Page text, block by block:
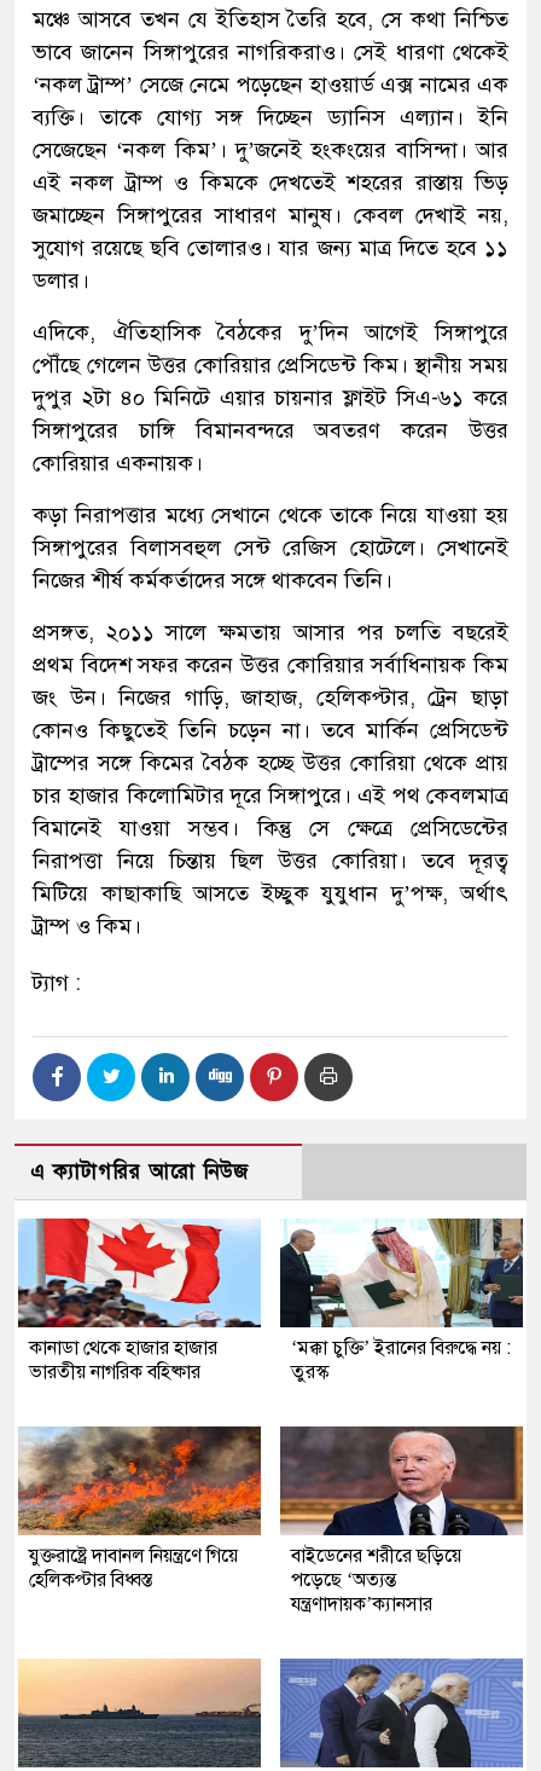
মঞ্চে আসবে তখন যে ইতিহাস তৈরি হবে, সে কথা নিশ্চিত
ভাবে জানেন সিঙ্গাপুরের নাগরিকরাও। সেই ধারণা থেকেই
‘নকল ট্রাম্প’ সেজে নেমে পড়েছেন হাওয়ার্ড এক্স নামের এক
ব্যক্তি। তাকে যোগ্য সঙ্গ দিচ্ছেন ড্যানিস এল্যান। ইনি
সেজেছেন ‘নকল কিম’। দু’জনেই হংকংয়ের বাসিন্দা। আর
এই নকল ট্রাম্প ও কিমকে দেখতেই শহরের রাস্তায় ভিড়
জমাচ্ছেন সিঙ্গাপুরের সাধারণ মানুষ। কেবল দেখাই নয়,
সুযোগ রয়েছে ছবি তোলারও। যার জন্য মাত্র দিতে হবে ১১
ডলার।
এদিকে, ঐতিহাসিক বৈঠকের দু’দিন আগেই সিঙ্গাপুরে
পৌঁছে গেলেন উত্তর কোরিয়ার প্রেসিডেন্ট কিম। স্থানীয় সময়
দুপুর ২টা ৪০ মিনিটে এয়ার চায়নার ফ্লাইট সিএ-৬১ করে
সিঙ্গাপুরের চাঙ্গি বিমানবন্দরে অবতরণ করেন উত্তর
কোরিয়ার একনায়ক।
কড়া নিরাপত্তার মধ্যে সেখানে থেকে তাকে নিয়ে যাওয়া হয়
সিঙ্গাপুরের বিলাসবহুল সেন্ট রেজিস হোটেলে। সেখানেই
নিজের শীর্ষ কর্মকর্তাদের সঙ্গে থাকবেন তিনি।
প্রসঙ্গত, ২০১১ সালে ক্ষমতায় আসার পর চলতি বছরেই
প্রথম বিদেশ সফর করেন উত্তর কোরিয়ার সর্বাধিনায়ক কিম
জং উন। নিজের গাড়ি, জাহাজ, হেলিকপ্টার, ট্রেন ছাড়া
কোনও কিছুতেই তিনি চড়েন না। তবে মার্কিন প্রেসিডেন্ট
ট্রাম্পের সঙ্গে কিমের বৈঠক হচ্ছে উত্তর কোরিয়া থেকে প্রায়
চার হাজার কিলোমিটার দূরে সিঙ্গাপুরে। এই পথ কেবলমাত্র
বিমানেই যাওয়া সম্ভব। কিন্তু সে ক্ষেত্রে প্রেসিডেন্টের
নিরাপত্তা নিয়ে চিন্তায় ছিল উত্তর কোরিয়া। তবে দূরত্ব
মিটিয়ে কাছাকাছি আসতে ইচ্ছুক যুযুধান দু’পক্ষ, অর্থাৎ
ট্রাম্প ও কিম।
ট্যাগ :
এ ক্যাটাগরির আরো নিউজ
কানাডা থেকে হাজার হাজার
ভারতীয় নাগরিক বহিষ্কার
‘মক্কা চুক্তি’ ইরানের বিরুদ্ধে নয় :
তুরস্ক
যুক্তরাষ্ট্রে দাবানল নিয়ন্ত্রণে গিয়ে
হেলিকপ্টার বিধ্বস্ত
বাইডেনের শরীরে ছড়িয়ে
পড়েছে ‘অত্যন্ত
যন্ত্রণাদায়ক’ক্যানসার